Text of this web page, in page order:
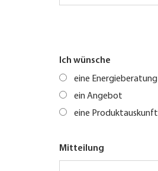
Ich wünsche
eine Energieberatung
ein Angebot
eine Produktauskunft
Mitteilung